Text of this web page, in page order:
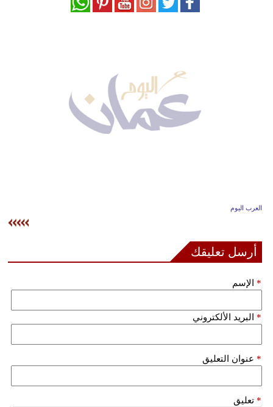
بيئة
أبراج
سيارات
العرب اليوم
أرسل تعليقك
الإسم *
البريد الألكتروني *
عنوان التعليق *
تعليق *